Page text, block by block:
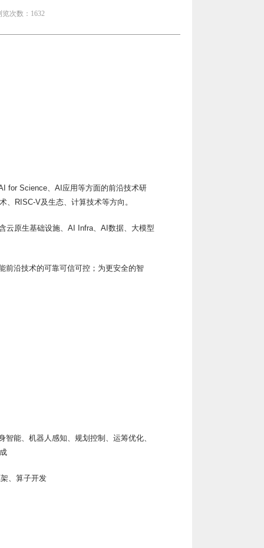
览次数：1632
for Science、AI应用等方面的前沿技术研
RISC-V及生态、计算技术等方向。
云原生基础设施、AI Infra、AI数据、大模型
前沿技术的可靠可信可控；为更安全的智
能、机器人感知、规划控制、运筹优化、
、算子开发